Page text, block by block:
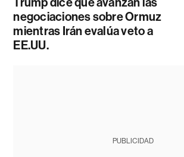
negociaciones sobre Ormuz
mientras Irán evalúa veto a
EE.UU.
PUBLICIDAD